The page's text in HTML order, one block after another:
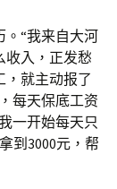
“我来自大河
收入，正发愁
，就主动报了
每天保底工资
一开始每天只
到3000元，帮